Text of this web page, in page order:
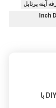
21.5
آینه هوشمند لمسی 21.5 اینچی DIY با